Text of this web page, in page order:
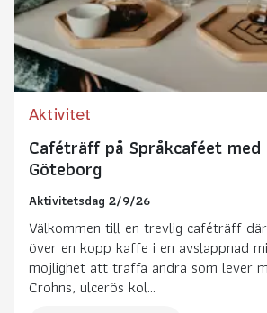
Aktivitet
Caféträff på Språkcaféet med
Göteborg
Aktivitetsdag 2/9/26
Välkommen till en trevlig caféträff
över en kopp kaffe i en avslappnad
möjlighet att träffa andra som lever
Crohns, ulcerös kol...